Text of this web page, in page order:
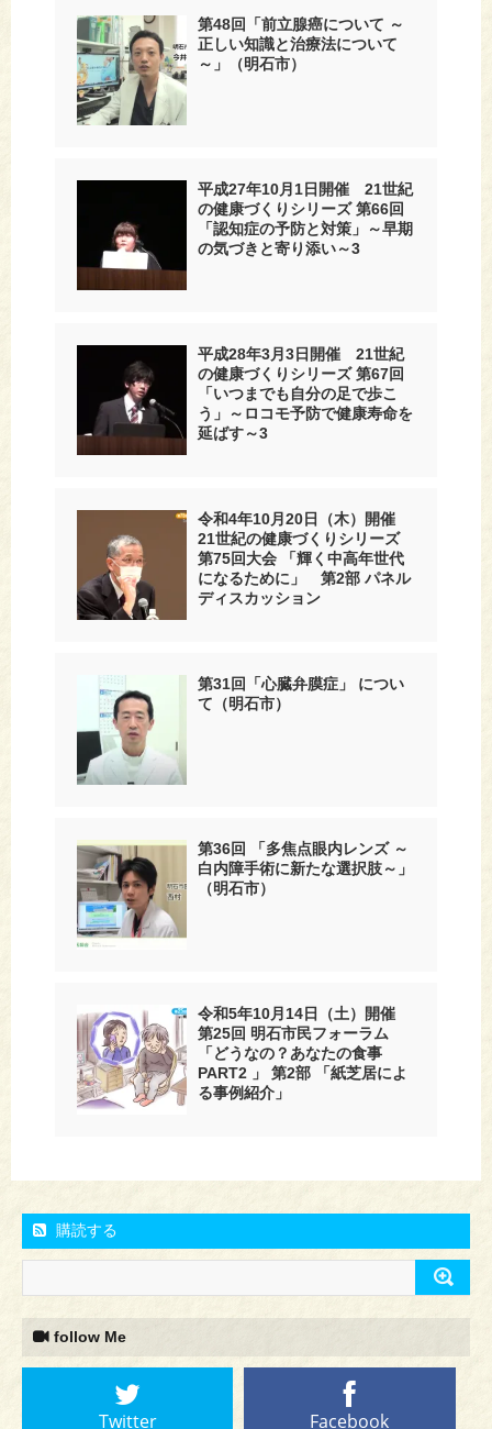
第48回「前立腺癌について ～
正しい知識と治療法について
～」（明石市）
平成27年10月1日開催 21世紀
の健康づくりシリーズ 第66回
「認知症の予防と対策」～早期
の気づきと寄り添い～3
平成28年3月3日開催 21世紀
の健康づくりシリーズ 第67回
「いつまでも自分の足で歩こ
う」～ロコモ予防で健康寿命を
延ばす～3
令和4年10月20日（木）開催
21世紀の健康づくりシリーズ
第75回大会 「輝く中高年世代
になるために」 第2部 パネル
ディスカッション
第31回「心臓弁膜症」 につい
て（明石市）
第36回 「多焦点眼内レンズ ～
白内障手術に新たな選択肢～」
（明石市）
令和5年10月14日（土）開催
第25回 明石市民フォーラム
「どうなの？あなたの食事
PART2 」 第2部 「紙芝居によ
る事例紹介」
購読する
follow Me
Twitter Facebook